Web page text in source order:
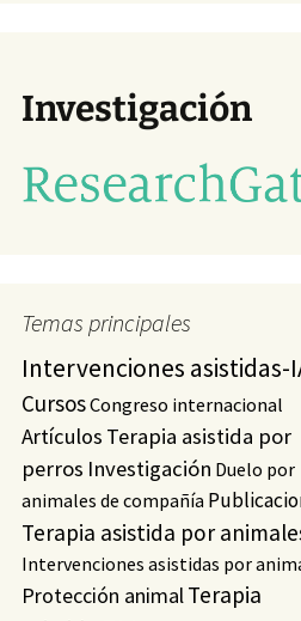
Investigación
Temas principales
Intervenciones asistidas-
CursosCongreso internacional
Artículos Terapia asistida por
perros Investigación Duelo por
animales de compañía
Terapia asistida por
Intervenciones asistidas por
Protección animalTerapia